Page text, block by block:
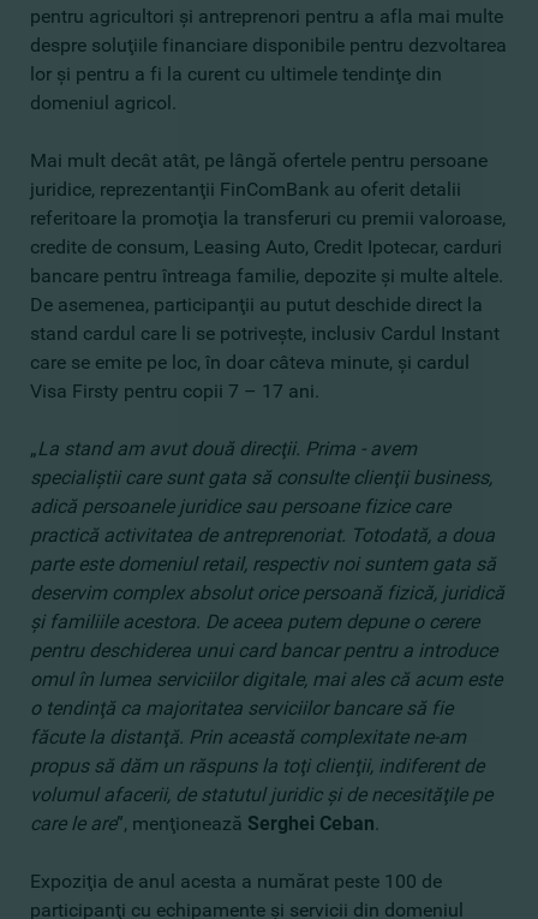
pentru agricultori şi antreprenori pentru a afla mai multe
despre soluţiile financiare disponibile pentru dezvoltarea
lor şi pentru a fi la curent cu ultimele tendinţe din
domeniul agricol.
Mai mult decât atât, pe lângă ofertele pentru persoane
juridice, reprezentanţii FinComBank au oferit detalii
referitoare la promoţia la transferuri cu premii valoroase,
credite de consum, Leasing Auto, Credit Ipotecar, carduri
bancare pentru întreaga familie, depozite şi multe altele.
De asemenea, participanţii au putut deschide direct la
stand cardul care li se potriveşte, inclusiv Cardul Instant
care se emite pe loc, în doar câteva minute, şi cardul
Visa Firsty pentru copii 7 – 17 ani.
„La stand am avut două direcţii. Prima - avem
specialiştii care sunt gata să consulte clienţii business,
adică persoanele juridice sau persoane fizice care
practică activitatea de antreprenoriat. Totodată, a doua
parte este domeniul retail, respectiv noi suntem gata să
deservim complex absolut orice persoană fizică, juridică
şi familiile acestora. De aceea putem depune o cerere
pentru deschiderea unui card bancar pentru a introduce
omul în lumea serviciilor digitale, mai ales că acum este
o tendinţă ca majoritatea serviciilor bancare să fie
făcute la distanţă. Prin această complexitate ne-am
propus să dăm un răspuns la toţi clienţii, indiferent de
volumul afacerii, de statutul juridic şi de necesităţile pe
care le are”, menţionează Serghei Ceban
Expoziţia de anul acesta a numărat peste 100 de
participanţi cu echipamente şi servicii din domeniul